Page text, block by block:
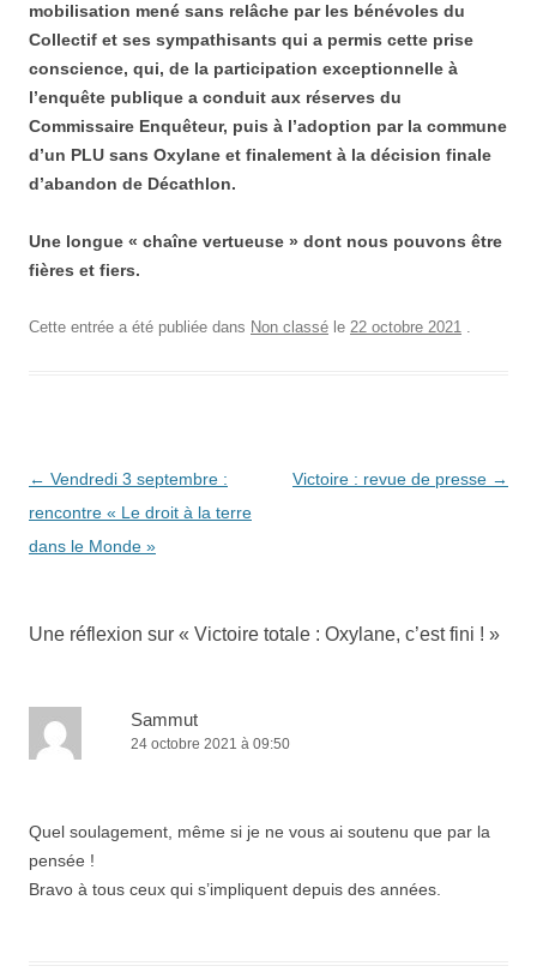
mobilisation mené sans relâche par les bénévoles du
Collectif et ses sympathisants qui a permis cette prise
conscience, qui, de la participation exceptionnelle à
l’enquête publique a conduit aux réserves du
Commissaire Enquêteur, puis à l’adoption par la commune
d’un PLU sans Oxylane et finalement à la décision finale
d’abandon de Décathlon.
Une longue « chaîne vertueuse » dont nous pouvons être
fières et fiers.
Cette entrée a été publiée dans Non classé le 22 octobre 2021 .
Navigation
des
articles
← Vendredi 3 septembre :
rencontre « Le droit à la terre
dans le Monde »
Victoire : revue de presse →
Une réflexion sur « Victoire totale : Oxylane, c’est fini ! »
Sammut
24 octobre 2021 à 09:50
Quel soulagement, même si je ne vous ai soutenu que par la
pensée !
Bravo à tous ceux qui s’impliquent depuis des années.